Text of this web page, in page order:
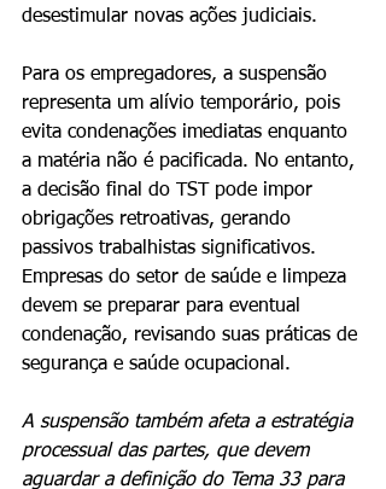
desestimular novas ações judiciais.
Para os empregadores, a suspensão
representa um alívio temporário, pois
evita condenações imediatas enquanto
a matéria não é pacificada. No entanto,
a decisão final do TST pode impor
obrigações retroativas, gerando
passivos trabalhistas significativos.
Empresas do setor de saúde e limpeza
devem se preparar para eventual
condenação, revisando suas práticas de
segurança e saúde ocupacional.
A suspensão também afeta a estratégia
processual das partes, que devem
aguardar a definição do Tema 33 para